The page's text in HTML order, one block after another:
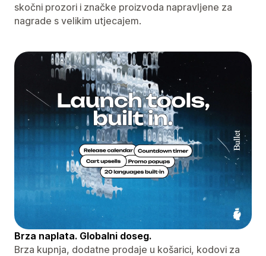
skočni prozori i značke proizvoda napravljene za
nagrade s velikim utjecajem.
Brza naplata. Globalni doseg.
Brza kupnja, dodatne prodaje u košarici, kodovi za